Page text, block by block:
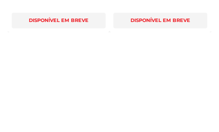
DISPONÍVEL EM BREVE DISPONÍVEL EM BREVE